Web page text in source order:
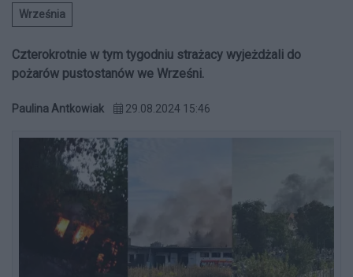
Września
Czterokrotnie w tym tygodniu strażacy wyjeżdżali do
pożarów pustostanów we Wrześni.
Paulina Antkowiak 29.08.2024 15:46